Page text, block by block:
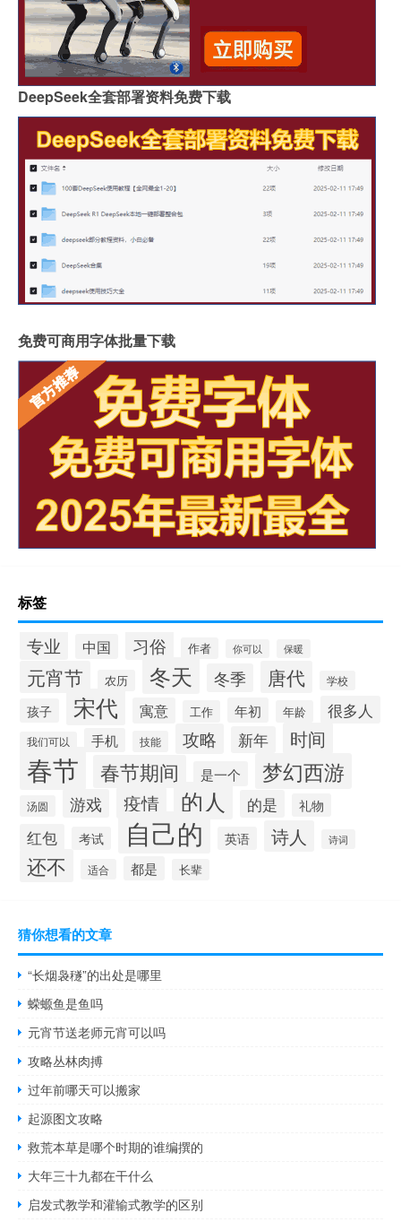
DeepSeek全套部署资料免费下载
免费可商用字体批量下载
标签
专业 中国 习俗 作者 你可以 保暖
元宵节 农历 冬天 冬季 唐代 学校
孩子 宋代 寓意 工作 年初 年龄 很多人
我们可以 手机 技能 攻略 新年 时间
春节 春节期间 是一个 梦幻西游
汤圆 游戏 疫情 的人 的是 礼物
红包 考试 自己的 英语 诗人 诗词
还不 适合 都是 长辈
猜你想看的文章
“长烟袅穟”的出处是哪里
蝾螈鱼是鱼吗
元宵节送老师元宵可以吗
攻略丛林肉搏
过年前哪天可以搬家
起源图文攻略
救荒本草是哪个时期的谁编撰的
大年三十九都在干什么
启发式教学和灌输式教学的区别